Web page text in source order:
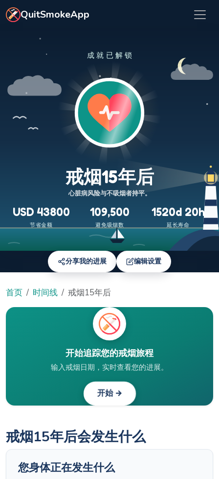
跳转到主要内容
QuitSmokeApp
成就已解锁
戒烟15年后
心脏病风险与不吸烟者持平。
USD 43800 109,500 1520d 20h
节省金额 避免吸烟数 延长寿命
分享我的进展 编辑设置
首页 时间线 戒烟15年后
开始追踪您的戒烟旅程
输入戒烟日期，实时查看您的进展。
开始 →
戒烟15年后会发生什么
您身体正在发生什么